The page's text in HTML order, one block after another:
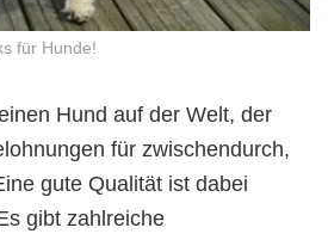
für Hunde!
Hund auf der Welt, der
für zwischendurch,
gute Qualität ist dabei
gibt zahlreiche